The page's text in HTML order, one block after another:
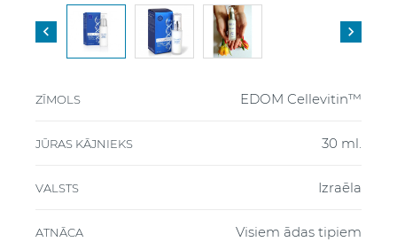
 
ZĪMOLS EDOM Cellevitin™
JŪRAS KĀJNIEKS 30 ml.
VALSTS Izraēla
ATNĀCA Visiem ādas tipiem